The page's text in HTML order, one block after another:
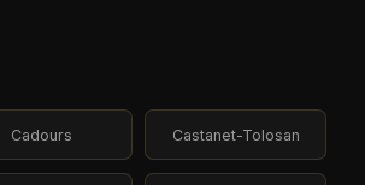
Cadours Castanet-Tolosan